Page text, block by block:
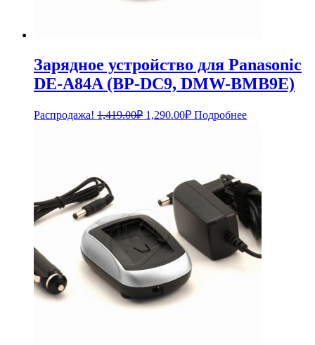
Зарядное устройство для Panasonic
DE-A84A (BP-DC9, DMW-BMB9E)
Распродажа! 1,419.00₽ Первоначальная
1,290.00₽Текущая
цена:
Подробнее